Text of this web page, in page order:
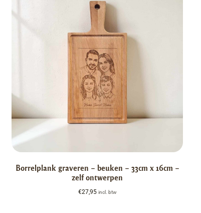
Borrelplank graveren – beuken – 33cm x 16cm –
zelf ontwerpen
€27,95 incl. btw